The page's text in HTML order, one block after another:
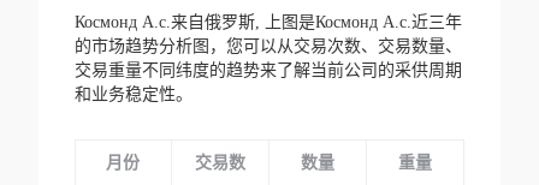
Космонд А.с.来自俄罗斯,
上图是Космонд А.с.近三年
的市场趋势分析图，您可以从交易次数、交易数量、
交易重量不同纬度的趋势来了解当前公司的采供周期
和业务稳定性。
月份 交易数 数量 重量